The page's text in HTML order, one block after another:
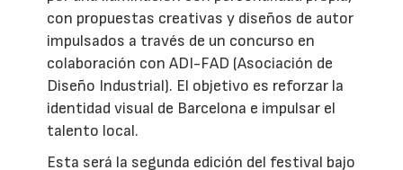
con propuestas creativas y diseños de autor
impulsados a través de un concurso en
colaboración con ADI-FAD (Asociación de
Diseño Industrial). El objetivo es reforzar la
identidad visual de Barcelona e impulsar el
talento local.
Esta será la segunda edición del festival bajo